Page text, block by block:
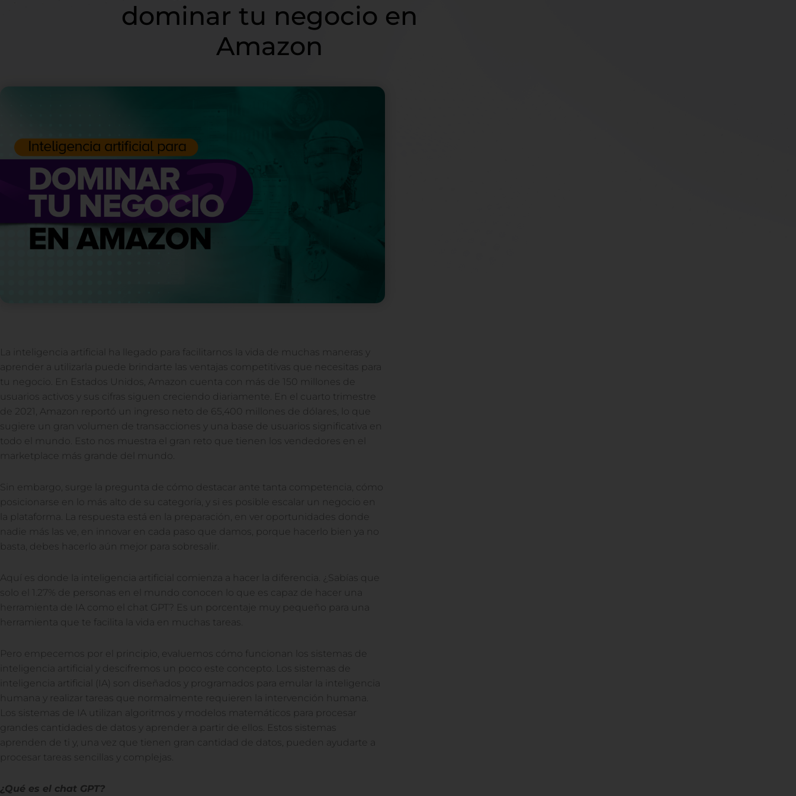
dominar tu negocio en
Amazon
La inteligencia artificial ha llegado para facilitarnos la vida de muchas maneras y
aprender a utilizarla puede brindarte las ventajas competitivas que necesitas para
tu negocio. En Estados Unidos, Amazon cuenta con más de 150 millones de
usuarios activos y sus cifras siguen creciendo diariamente. En el cuarto trimestre
de 2021, Amazon reportó un ingreso neto de 65,400 millones de dólares, lo que
sugiere un gran volumen de transacciones y una base de usuarios significativa en
todo el mundo. Esto nos muestra el gran reto que tienen los vendedores en el
marketplace más grande del mundo.
Sin embargo, surge la pregunta de cómo destacar ante tanta competencia, cómo
posicionarse en lo más alto de su categoría, y si es posible escalar un negocio en
la plataforma. La respuesta está en la preparación, en ver oportunidades donde
nadie más las ve, en innovar en cada paso que damos, porque hacerlo bien ya no
basta, debes hacerlo aún mejor para sobresalir.
Aquí es donde la inteligencia artificial comienza a hacer la diferencia. ¿Sabías que
solo el 1.27% de personas en el mundo conocen lo que es capaz de hacer una
herramienta de IA como el chat GPT? Es un porcentaje muy pequeño para una
herramienta que te facilita la vida en muchas tareas.
Pero empecemos por el principio, evaluemos cómo funcionan los sistemas de
inteligencia artificial y descifremos un poco este concepto. Los sistemas de
inteligencia artificial (IA) son diseñados y programados para emular la inteligencia
humana y realizar tareas que normalmente requieren la intervención humana.
Los sistemas de IA utilizan algoritmos y modelos matemáticos para procesar
grandes cantidades de datos y aprender a partir de ellos. Estos sistemas
aprenden de ti y, una vez que tienen gran cantidad de datos, pueden ayudarte a
procesar tareas sencillas y complejas.
¿Qué es el chat GPT?